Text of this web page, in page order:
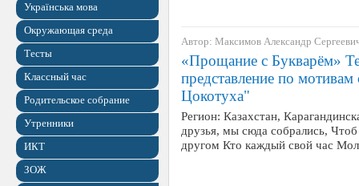
Українська мова
Окружающая среда
Тесты
Классный час
Родительское собрание
Утренники
ИКТ
ЗОЖ
Автор: Максимов Александр
«Прощание с Букварём»
представление по
Цокотуха"
Регион: Казахстан,
друзья, мы сюда собрались,
другом Кто каждый свой час